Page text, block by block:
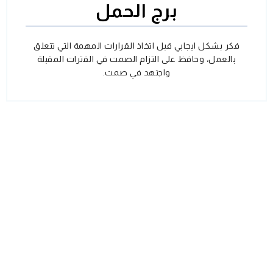
برج الحمل
فكر بشكل ايجابي قبل اتخاذ القرارات المهمة التي تتعلق
بالعمل، وحافظ على التزام الصمت في الفترات المقبلة
واجتهد في صمت.